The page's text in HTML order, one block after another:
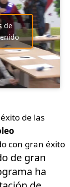
de
de las
con gran éxito
de gran
ha